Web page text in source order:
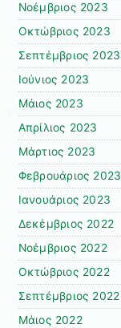
Νοέμβριος 2023
Οκτώβριος 2023
Σεπτέμβριος 2023
Ιούνιος 2023
Μάιος 2023
Απρίλιος 2023
Μάρτιος 2023
Φεβρουάριος 2023
Ιανουάριος 2023
Δεκέμβριος 2022
Νοέμβριος 2022
Οκτώβριος 2022
Σεπτέμβριος 2022
Μάιος 2022